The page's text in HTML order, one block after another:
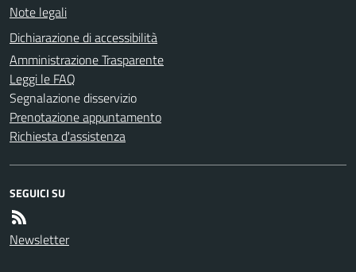
Note legali
Dichiarazione di accessibilità
Amministrazione Trasparente
Leggi le FAQ
Segnalazione disservizio
Prenotazione appuntamento
Richiesta d'assistenza
SEGUICI SU
Newsletter